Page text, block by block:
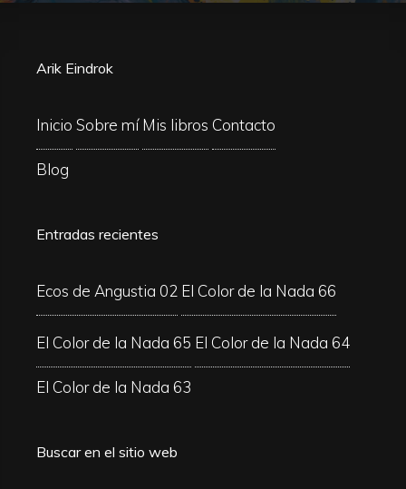
Arik Eindrok
Inicio Sobre mí Mis libros Contacto
Blog
Entradas recientes
Ecos de Angustia 02 El Color de la Nada 66
El Color de la Nada 65 El Color de la Nada 64
El Color de la Nada 63
Buscar en el sitio web